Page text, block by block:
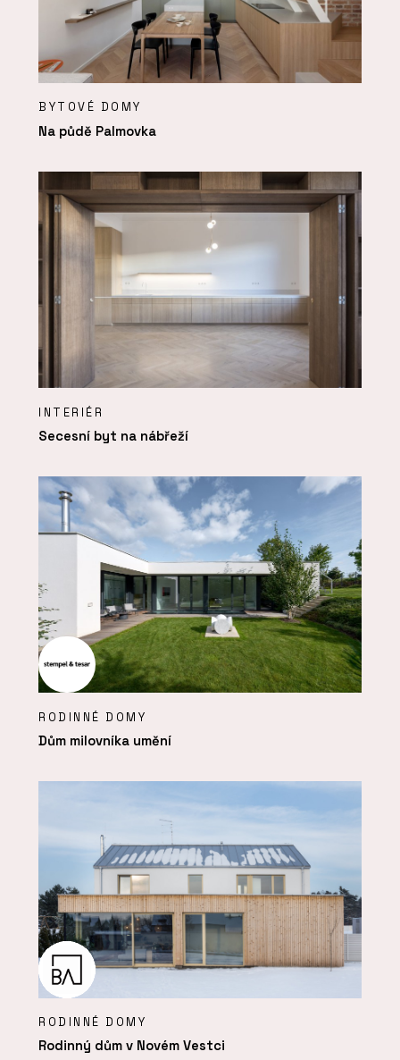
BYTOVÉ DOMY
Na půdě Palmovka
INTERIÉR
Secesní byt na nábřeží
RODINNÉ DOMY
Dům milovníka umění
RODINNÉ DOMY
Rodinný dům v Novém Vestci